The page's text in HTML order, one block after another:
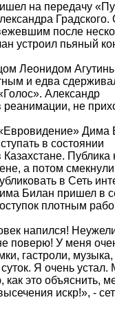
на передачу
Градского.
после
устроил пьяный
Леонидом
и едва
Александр
реанимации, не
Дима
в состоянии
Казахстане. Публика
а потом
в Сеть
Билан пришел в
плотным
напился!
поверю! У меня
гастроли, музыка,
Я очень устал.
это объяснить,
искр!», -